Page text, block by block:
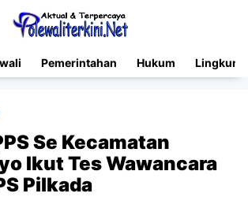
Pemerintahan Hukum
Se Kecamatan
Ikut Tes Wawancara
Pilkada